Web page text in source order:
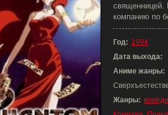
священницей.
компанию по
Год: 1994
Дата выхода:
Аниме жанры:
Жанры: